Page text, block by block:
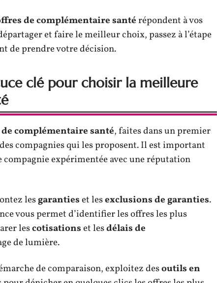
de complémentaire santérépondent à vos
et faire le meilleur choix, passez à l’étape
de prendre votre décision.
clé pour choisir la meilleure
complémentaire santé, faites dans un premier
compagnies qui les proposent. Il est important
compagnie expérimentée avec une réputation
lesgarantieset lesexclusionsde garanties.
vous permet d’identifier les offres les plus
lescotisationset lesdélais de
de lumière.
de comparaison, exploitez desoutils en